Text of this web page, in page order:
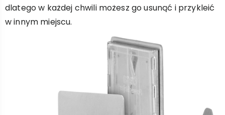
dlatego w każdej chwili możesz go usunąć i przykleić
w innym miejscu.